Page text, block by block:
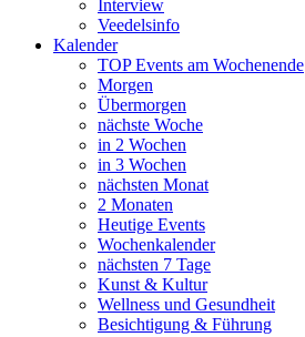
Interview
Veedelsinfo
Kalender
TOP Events am Wochenende
Morgen
Übermorgen
nächste Woche
in 2 Wochen
in 3 Wochen
nächsten Monat
2 Monaten
Heutige Events
Wochenkalender
nächsten 7 Tage
Kunst & Kultur
Wellness und Gesundheit
Besichtigung & Führung